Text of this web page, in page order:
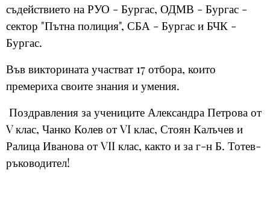
съдействието на РУО - Бургас, ОДМВ - Бургас -
сектор "Пътна полиция", СБА - Бургас и БЧК -
Бургас.
Във викторината участват 17 отбора, които
премериха своите знания и умения.
Поздравления за учениците Александра Петрова от
V клас, Чанко Колев от VI клас, Стоян Калъчев и
Ралица Иванова от VII клас, както и за г-н Б. Тотев-
ръководител!